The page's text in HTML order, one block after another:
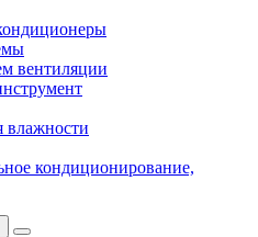
вентиляции
влажности
кондиционирование,